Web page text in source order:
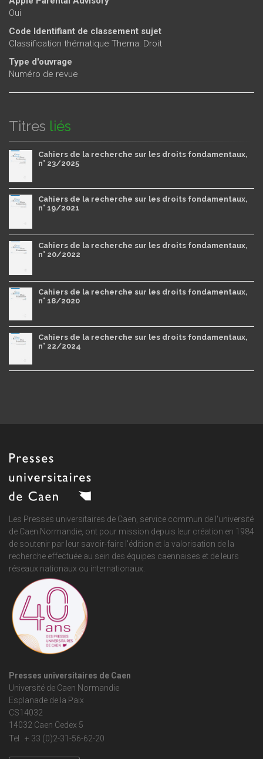
Oui
Code Identifiant de classement sujet
Classification thématique Thema: Droit
Type d'ouvrage
Numéro de revue
Titres liés
Cahiers de la recherche sur les droits fondamentaux,
n° 23/2025
Cahiers de la recherche sur les droits fondamentaux,
n° 19/2021
Cahiers de la recherche sur les droits fondamentaux,
n° 20/2022
Cahiers de la recherche sur les droits fondamentaux,
n° 18/2020
Cahiers de la recherche sur les droits fondamentaux,
n° 22/2024
Les Presses universitaires de Caen, service commun de l'université
de Caen Normandie , ont pour mission depuis leur création en 1984
de soutenir par leur savoir-faire l'édition et la valorisation de la
recherche effectuée au sein des équipes caennaises et de leurs
réseaux nationaux ou internationaux.
Presses universitaires de Caen
Université de Caen Normandie
Esplanade de la Paix
CS14032
14032 Caen Cedex 5
Tel : + 33 (0)2-31-56-62-20